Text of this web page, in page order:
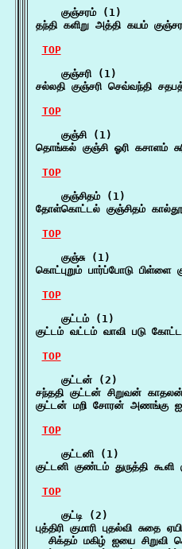
    குஞ்சரம் (1)
தந்தி களிறு அத்தி கயம்
TOP
    குஞ்சரி (1)
சல்லதி குஞ்சரி செவ்வந்தி
TOP
    குஞ்சி (1)
தொங்கல் குஞ்சி ஓரி கசாளம்
TOP
    குஞ்சிதம் (1)
தோள்கொட்டல் குஞ்சிதம்
TOP
    குஞ்சு (1)
கொட்புறும் பார்ப்போடு பிள்ளை
TOP
    குட்டம் (1)
குட்டம் வட்டம் வாவி படு
TOP
    குட்டன் (2)
சந்ததி குட்டன் சிறுவன்
குட்டன் மறி சோரன் அணங்கு
TOP
    குட்டனி (1)
குட்டனி குண்டம் துருத்தி
TOP
    குட்டி (2)
புத்திரி குமாரி புதல்வி சுதை
சிக்தம் மகிழ் ஐயை